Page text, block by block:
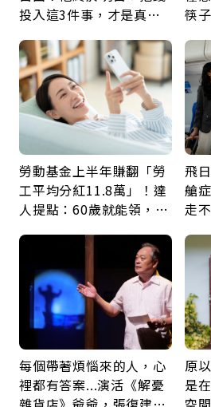
投入這3件事，才是真正
筷
鍵
勞動基金上半年賺翻「勞
工平均分紅11.8萬」！達
人提點：60歲就能領，重
飛
艙
走
注意
每個帶著煩惱來的人，心
裡都有答案...演活《解憂
原
是